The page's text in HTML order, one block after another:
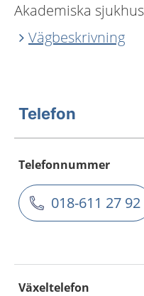
Akademiska
Vägbeskrivning
Telefon
Telefonnummer
018-611 27 92
Växeltelefon